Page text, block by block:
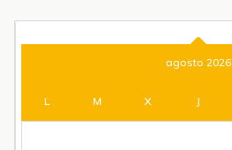
agosto 2026
L M X J